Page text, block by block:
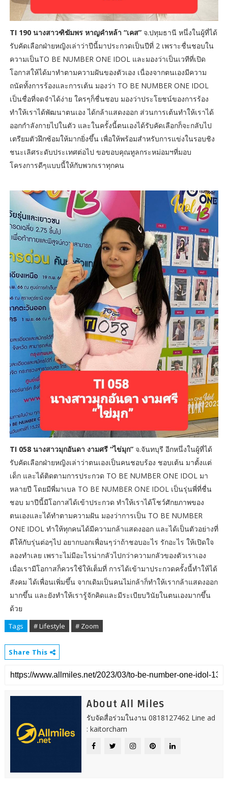
TI 190 นางสาวฑิฆัมพร หาญคำหล้า “เคส”จ.ปทุมธานี หนึ่งในผู้ที่ได้
รับคัดเลือกฝ่ายหญิงเล่าว่าปีนี้มาประกวดเป็นปีที่ 2 เพราะชื่นชอบใน
ความเป็นTO BE NUMBER ONE IDOL และมองว่าเป็นเวทีที่เปิด
โอกาสให้ได้มาทำตามความฝันของตัวเอง เนื่องจากตนเองมีความ
ถนัดทั้งการร้องและการเต้น มองว่า TO BE NUMBER ONE IDOL
เป็นชื่อที่จดจำได้ง่าย ใครๆก็ชื่นชอบ มองว่าประโยชน์ของการร้อง
ทำให้เราได้พัฒนาตนเอง ได้กล้าแสดงออก ส่วนการเต้นทำให้เราได้
ออกกำลังกายไปในตัว และในครั้งนี้ตนเองได้รับคัดเลือกก็จะกลับไป
เตรียมตัวฝึกซ้อมให้มากยิ่งขึ้น เพื่อให้พร้อมสำหรับการแข่งในรอบชิง
ชนะเลิศระดับประเทศต่อไป ขอขอบคุณทูลกระหม่อมฯที่มอบ
โครงการดีๆแบบนี้ให้กับพวกเราทุกคน
TI 058 นางสาวมุกอันดา งามศรี “ไข่มุก” จ.จันทบุรี อีกหนึ่งในผู้ที่ได้
รับคัดเลือกฝ่ายหญิงเล่าว่าตนเองเป็นคนชอบร้อง ชอบเต้น มาตั้งแต่
เด็ก และได้ติดตามการประกวด TO BE NUMBER ONE IDOL มา
หลายปี โดยมีพี่มาเบล TO BE NUMBER ONE IDOL เป็นรุ่นพี่ที่ชื่น
ชอบ มาปีนี้มีโอกาสได้เข้าประกวด ทำให้เราได้โชว์ศักยภาพของ
ตนเองและได้ทำตามความฝัน มองว่าการเป็น TO BE NUMBER
ONE IDOL ทำให้ทุกคนได้มีความกล้าแสดงออก และได้เป็นตัวอย่างที่
ดีให้กับรุ่นต่อๆไป อยากบอกเพื่อนๆว่าถ้าชอบอะไร รักอะไร ให้เปิดใจ
ลองทำเลย เพราะไม่มีอะไรน่ากลัวไปกว่าความกลัวของตัวเราเอง
เมื่อเรามีโอกาสก็ควรใช้ให้เต็มที่ การได้เข้ามาประกวดครั้งนี้ทำให้ได้
สังคม ได้เพื่อนเพิ่มขึ้น จากเดิมเป็นคนไม่กล้าก็ทำให้เรากล้าแสดงออก
มากขึ้น และยังทำให้เรารู้จักคิดและมีระเบียบวินัยในตนเองมากขึ้น
ด้วย
Tags # Lifestyle # Zoom
Share This
About All Miles
รับจัดสื่อร่วมในงาน 0818127462 Line ad
: kaitorcham